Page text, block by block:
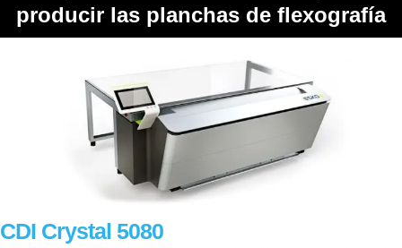
producir las planchas de flexografía
CDI Crystal 5080